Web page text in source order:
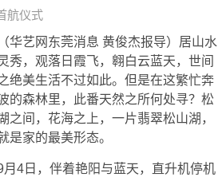
航仪式
（华艺网东莞消息 黄俊杰报导）居山水
秀，观落日霞飞，翱白云蓝天，世间
绝美生活不过如此。但是在这繁忙奔
的森林里，此番天然之所何处寻？松
之间，花海之上，一片翡翠松山湖，
是家的最美形态。
月4日，伴着艳阳与蓝天，直升机停机